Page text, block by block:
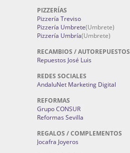
PIZZERÍAS
Pizzería Treviso
Pizzería Umbrete(Umbrete)
Pizzería Umbría(Umbrete)
RECAMBIOS / AUTOREPUESTOS
Repuestos José Luis
REDES SOCIALES
AndaluNet Marketing Digital
REFORMAS
Grupo CONSUR
Reformas Sevilla
REGALOS / COMPLEMENTOS
Jocafra Joyeros